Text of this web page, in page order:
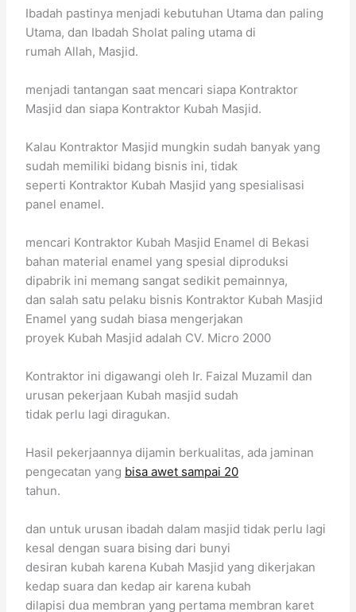
Ibadah pastinya menjadi kebutuhan Utama dan paling
Utama, dan Ibadah Sholat paling utama di
rumah Allah, Masjid.
menjadi tantangan saat mencari siapa Kontraktor
Masjid dan siapa Kontraktor Kubah Masjid.
Kalau Kontraktor Masjid mungkin sudah banyak yang
sudah memiliki bidang bisnis ini, tidak
seperti Kontraktor Kubah Masjid yang spesialisasi
panel enamel.
mencari Kontraktor Kubah Masjid Enamel di Bekasi
bahan material enamel yang spesial diproduksi
dipabrik ini memang sangat sedikit pemainnya,
dan salah satu pelaku bisnis Kontraktor Kubah Masjid
Enamel yang sudah biasa mengerjakan
proyek Kubah Masjid adalah CV. Micro 2000
Kontraktor ini digawangi oleh Ir. Faizal Muzamil dan
urusan pekerjaan Kubah masjid sudah
tidak perlu lagi diragukan.
Hasil pekerjaannya dijamin berkualitas, ada jaminan
pengecatan yang bisa awet sampai 20
tahun.
dan untuk urusan ibadah dalam masjid tidak perlu lagi
kesal dengan suara bising dari bunyi
desiran kubah karena Kubah Masjid yang dikerjakan
kedap suara dan kedap air karena kubah
dilapisi dua membran yang pertama membran karet